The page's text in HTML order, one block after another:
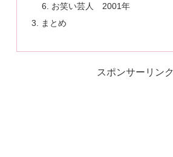
お笑い芸人 2001年
まとめ
スポンサーリンク